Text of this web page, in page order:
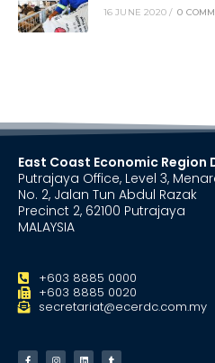
16 JUNE 2020 / 0
East Coast Economic
Putrajaya Office, Level 3,
No. 2, Jalan Tun Abdul Razak
Precinct 2, 62100 Putrajaya
MALAYSIA
+603 8885 0000
+603 8885 0020
secretariat@ecerdc.com.my